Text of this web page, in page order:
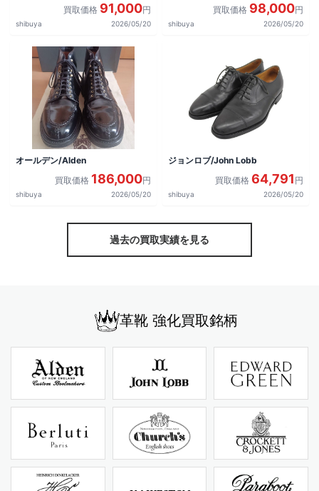
買取価格 91,000円
shibuya 2026/05/20
買取価格 98,000円
shibuya 2026/05/20
オールデン/Alden
買取価格 186,000円
shibuya 2026/05/20
ジョンロブ/John Lobb
買取価格 64,791 円
shibuya 2026/05/20
過去の買取実績を見る
革靴 強化買取銘柄